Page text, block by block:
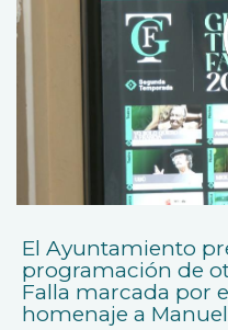
El Ayuntamiento
programación de
Falla marcada por
homenaje a